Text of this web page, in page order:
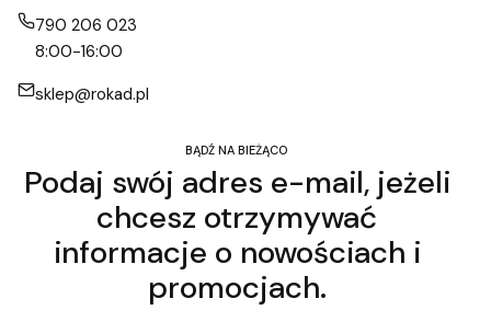
790 206 023
8:00-16:00
sklep@rokad.pl
BĄDŹ NA BIEŻĄCO
Podaj swój adres e-mail, jeżeli
chcesz otrzymywać
informacje o nowościach i
promocjach.